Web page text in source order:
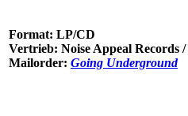
Format: LP/CD
Vertrieb: Noise Appeal Records /
Mailorder: Going Underground